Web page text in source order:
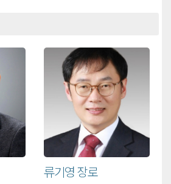
류기영 장로